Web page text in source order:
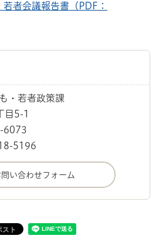
者会議報告書（PDF：
・若者政策課
目5-1
6073
5196